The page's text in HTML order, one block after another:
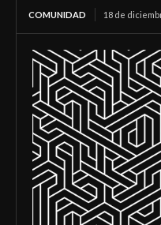
COMUNIDAD 18 de